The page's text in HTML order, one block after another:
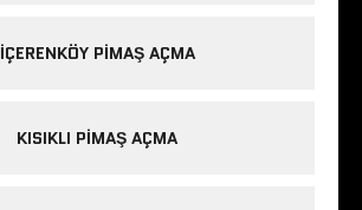
IÇERENKÖY PIMAŞ AÇMA
KISIKLI PIMAŞ AÇMA